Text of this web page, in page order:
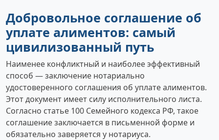
Добровольное соглашение об
уплате алиментов: самый
цивилизованный путь
Наименее конфликтный и наиболее эффективный
способ — заключение нотариально
удостоверенного соглашения об уплате алиментов.
Этот документ имеет силу исполнительного листа.
Согласно статье 100 Семейного кодекса РФ, такое
соглашение заключается в письменной форме и
обязательно заверяется у нотариуса.